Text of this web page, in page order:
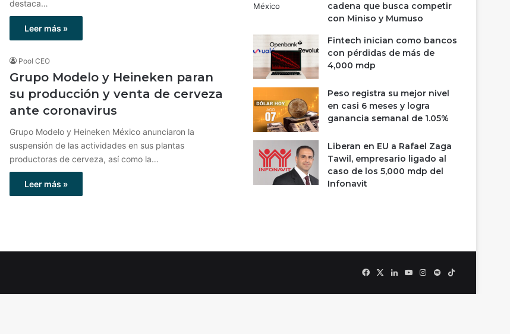
destaca…
Leer más »
Pool CEO
Grupo Modelo y Heineken paran
su producción y venta de cerveza
ante coronavirus
Grupo Modelo y Heineken México anunciaron la
suspensión de las actividades en sus plantas
productoras de cerveza, así como la…
Leer más »
cadena que busca competir
con Miniso y Mumuso
Fintech inician como bancos
con pérdidas de más de
4,000 mdp
Peso registra su mejor nivel
en casi 6 meses y logra
ganancia semanal de 1.05%
Liberan en EU a Rafael Zaga
Tawil, empresario ligado al
caso de los 5,000 mdp del
Infonavit
FacebookLinkedInYouTubeInstagram
SpotifyTikTok